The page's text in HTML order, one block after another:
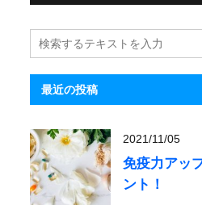
最近の投稿
2021/11/05
免疫力アッ
ント！